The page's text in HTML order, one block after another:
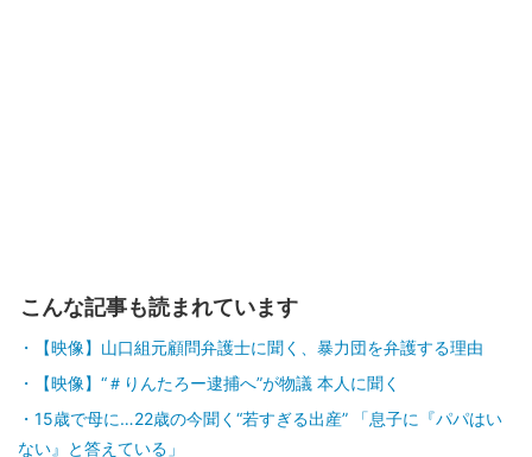
こんな記事も読まれています
【映像】山口組元顧問弁護士に聞く、暴力団を弁護する理由
【映像】“＃りんたろー逮捕へ”が物議 本人に聞く
15歳で母に…22歳の今聞く“若すぎる出産” 「息子に『パパはい
ない』と答えている」